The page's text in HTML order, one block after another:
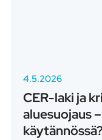
4.5.2026
CER-laki ja
aluesuojaus